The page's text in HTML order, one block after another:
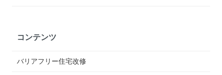
コンテンツ
バリアフリー住宅改修